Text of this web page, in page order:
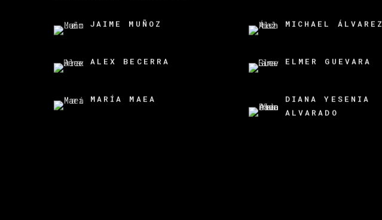
JAIME MUÑOZ MICHAEL ÁLVAREZ
ALEX BECERRA ELMER GUEVARA
MARÍA MAEA
DIANA YESENIA
ALVARADO